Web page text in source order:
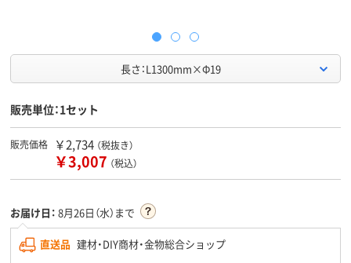
長さ：L1300mm×Φ19
販売単位：1セット
販売価格 ￥2,734 （税抜き）
￥3,007 （税込）
お届け日： 8月26日（水）まで
直送品 建材・DIY商材・金物総合ショップ